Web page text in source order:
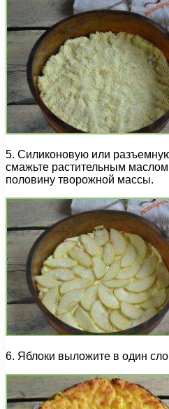
5. Силиконовую или
смажьте растительным
половину творожной массы.
6. Яблоки выложите в один